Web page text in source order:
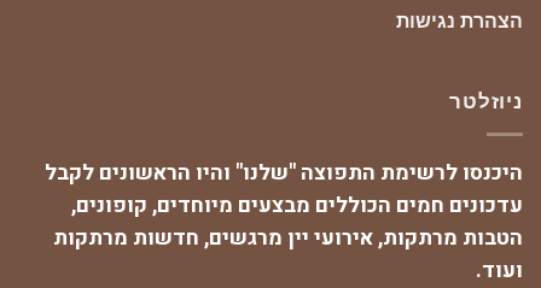
הצהרת נגישות
ניוזלטר
היכנסו לרשימת התפוצה "שלנו" והיו הראשונים לקבל
עדכונים חמים הכוללים מבצעים מיוחדים, קופונים,
הטבות מרתקות, אירועי יין מרגשים, חדשות מרתקות
ועוד.